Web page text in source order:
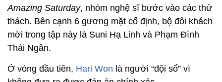
Amazing Saturday, nhóm nghệ sĩ bước vào các thử
thách. Bên cạnh 6 gương mặt cố định, bộ đôi khách
mời trong tập này là Suni Hạ Linh và Phạm Đình
Thái Ngân.
Ở vòng đầu tiên, Hari Won là người “đội sổ” vì